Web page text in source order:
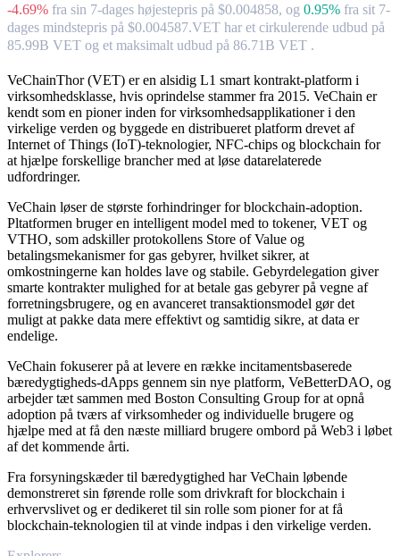
-4.69% fra sin 7-dages højestepris på $0.004858, og 0.95% fra sit 7-
dages mindstepris på $0.004587.VET har et cirkulerende udbud på
85.99B VET og et maksimalt udbud på 86.71B VET .
VeChainThor (VET) er en alsidig L1 smart kontrakt-platform i
virksomhedsklasse, hvis oprindelse stammer fra 2015. VeChain er
kendt som en pioner inden for virksomhedsapplikationer i den
virkelige verden og byggede en distribueret platform drevet af
Internet of Things (IoT)-teknologier, NFC-chips og blockchain for
at hjælpe forskellige brancher med at løse datarelaterede
udfordringer.
VeChain løser de største forhindringer for blockchain-adoption.
Pltatformen bruger en intelligent model med to tokener, VET og
VTHO, som adskiller protokollens Store of Value og
betalingsmekanismer for gas gebyrer, hvilket sikrer, at
omkostningerne kan holdes lave og stabile. Gebyrdelegation giver
smarte kontrakter mulighed for at betale gas gebyrer på vegne af
forretningsbrugere, og en avanceret transaktionsmodel gør det
muligt at pakke data mere effektivt og samtidig sikre, at data er
endelige.
VeChain fokuserer på at levere en række incitamentsbaserede
bæredygtigheds-dApps gennem sin nye platform, VeBetterDAO, og
arbejder tæt sammen med Boston Consulting Group for at opnå
adoption på tværs af virksomheder og individuelle brugere og
hjælpe med at få den næste milliard brugere ombord på Web3 i løbet
af det kommende årti.
Fra forsyningskæder til bæredygtighed har VeChain løbende
demonstreret sin førende rolle som drivkraft for blockchain i
erhvervslivet og er dedikeret til sin rolle som pioner for at få
blockchain-teknologien til at vinde indpas i den virkelige verden.